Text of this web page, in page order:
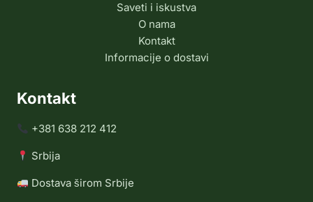
Saveti i iskustva
O nama
Kontakt
Informacije o dostavi
Kontakt
+381 638 212 412
Srbija
Dostava širom Srbije